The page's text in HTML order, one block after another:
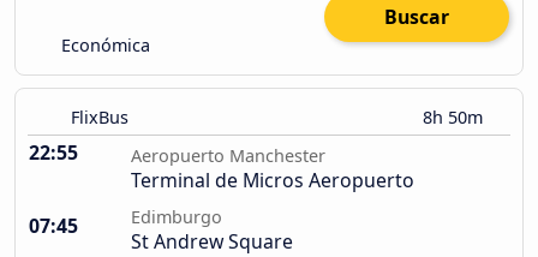
Económica
Buscar
FlixBus 8h 50m
22:55 Aeropuerto Manchester
Terminal de Micros Aeropuerto
07:45
Edimburgo
St Andrew Square